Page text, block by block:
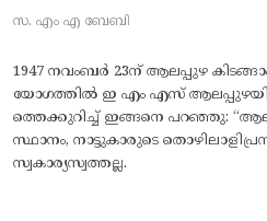
സ. എം എ ബേബി
1947 നവംബർ 23ന് ആലപ്പുഴ
യോഗത്തിൽ ഇ എം എസ്
ത്തെക്കുറിച്ച് ഇങ്ങനെ പറഞ്ഞു:
സ്ഥാനം, നാട്ടുകാരുടെ
സ്വകാര്യസ്വത്തല്ല.